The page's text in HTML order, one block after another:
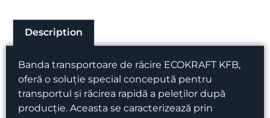
Description
Banda transportoare de răcire ECOKRAFT KFB,
oferă o soluție special concepută pentru
transportul și răcirea rapidă a peleților după
producție. Aceasta se caracterizează prin